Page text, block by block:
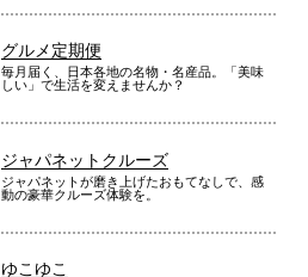
グルメ定期便
毎月届く、日本各地の名物・名産品。「美味
しい」で生活を変えませんか？
ジャパネットクルーズ
ジャパネットが磨き上げたおもてなしで、感
動の豪華クルーズ体験を。
ゆこゆこ